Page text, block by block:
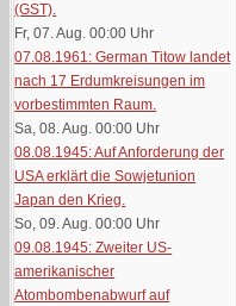
(GST).
Fr, 07. Aug. 00:00 Uhr
07.08.1961: German Titow landet
nach 17 Erdumkreisungen im
vorbestimmten Raum.
Sa, 08. Aug. 00:00 Uhr
08.08.1945: Auf Anforderung der
USA erklärt die Sowjetunion
Japan den Krieg.
So, 09. Aug. 00:00 Uhr
09.08.1945: Zweiter US-
amerikanischer
Atombombenabwurf auf